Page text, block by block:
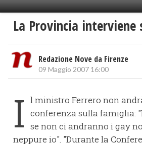
La Provincia interviene
Redazione Nove da Firenze
09 Maggio 2007 16:00
I l ministro Ferrero non
conferenza sulla famiglia:
se non ci andranno i gay
neppure io". "Durante la